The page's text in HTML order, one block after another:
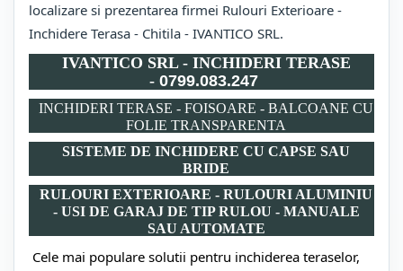
localizare si prezentarea firmei Rulouri Exterioare -
Inchidere Terasa - Chitila - IVANTICO SRL.
IVANTICO SRL - INCHIDERI TERASE
- 0799.083.247
INCHIDERI TERASE - FOISOARE - BALCOANE CU
FOLIE TRANSPARENTA
SISTEME DE INCHIDERE CU CAPSE SAU
BRIDE
RULOURI EXTERIOARE - RULOURI ALUMINIU
- USI DE GARAJ DE TIP RULOU - MANUALE
SAU AUTOMATE
Cele mai populare solutii pentru inchiderea teraselor,